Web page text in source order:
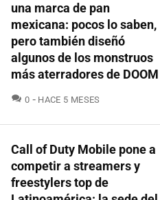
una marca de pan
mexicana: pocos lo saben,
pero también diseñó
algunos de los monstruos
más aterradores de DOOM
0 COMENTARIOS
HACE 5 MESES
Call of Duty Mobile pone a
competir a streamers y
freestylers top de